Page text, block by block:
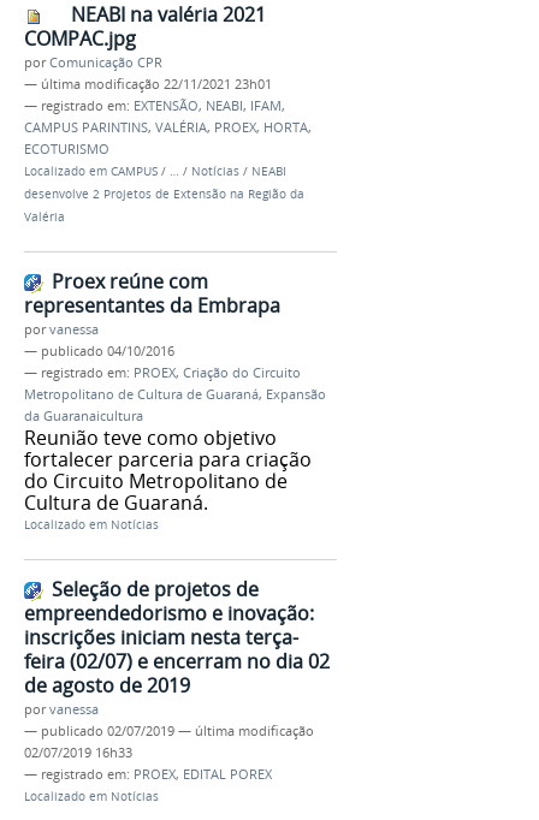
NEABI na valéria 2021
COMPAC.jpg
porComunicação CPR
— última modificação 22/11/2021 23h01
— registrado em: EXTENSÃO, NEABI, IFAM,
CAMPUS PARINTINS, VALÉRIA, PROEX, HORTA,
ECOTURISMO
Localizado em CAMPUS / … / Notícias / NEABI
desenvolve 2 Projetos de Extensão na Região da
Valéria
Proex reúne com
representantes da Embrapa
porvanessa
— publicado 04/10/2016
— registrado em: PROEX, Criação do Circuito
Metropolitano de Cultura de Guaraná, Expansão
da Guaranaicultura
Reunião teve como objetivo
fortalecer parceria para criação
do Circuito Metropolitano de
Cultura de Guaraná.
Localizado em Notícias
Seleção de projetos de
empreendedorismo e inovação:
inscrições iniciam nesta terça-
feira (02/07) e encerram no dia 02
de agosto de 2019
porvanessa
— publicado 02/07/2019 — última modificação
02/07/2019 16h33
— registrado em: PROEX, EDITAL POREX
Localizado em Notícias